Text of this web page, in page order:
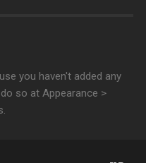
you haven't added any
so at Appearance >